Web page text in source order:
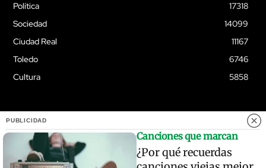
Política
17318
Sociedad
14099
Ciudad Real
11167
Toledo
6746
Cultura
5858
© Quixoteus
PUBLICIDAD
Canciones que marcan
¿Por qué recuerdas